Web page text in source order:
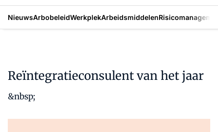
NieuwsArbobeleidWerkplekArbeidsmiddelen
Reïntegratieconsulent van het jaar
&nbsp;